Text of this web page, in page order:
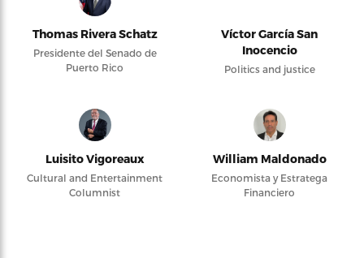
Thomas Rivera Schatz
Presidente del Senado de
Puerto Rico
Víctor García San
Inocencio
Politics and justice
Luisito Vigoreaux
Cultural and Entertainment
Columnist
William Maldonado
Economista y Estratega
Financiero